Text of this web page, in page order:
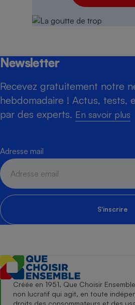
Newsletter
Recevez gratuitement notre
hebdomadaire ! Actus, tests,
par des experts. En savoir plus
Adresse mail
S'inscrire
Créée en 1951, Que Choisir
non lucratif qui agit, en toute
droits des consommateurs et des